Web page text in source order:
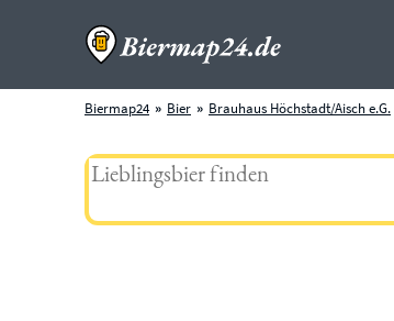
Biermap24 Bier Brauhaus Höchstadt/Aisch e.G.